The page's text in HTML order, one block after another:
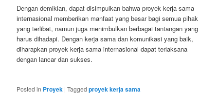
Dengan demikian, dapat disimpulkan bahwa proyek kerja sama
internasional memberikan manfaat yang besar bagi semua pihak
yang terlibat, namun juga menimbulkan berbagai tantangan yang
harus dihadapi. Dengan kerja sama dan komunikasi yang baik,
diharapkan proyek kerja sama internasional dapat terlaksana
dengan lancar dan sukses.
Posted in Proyek |Tagged proyek kerja sama